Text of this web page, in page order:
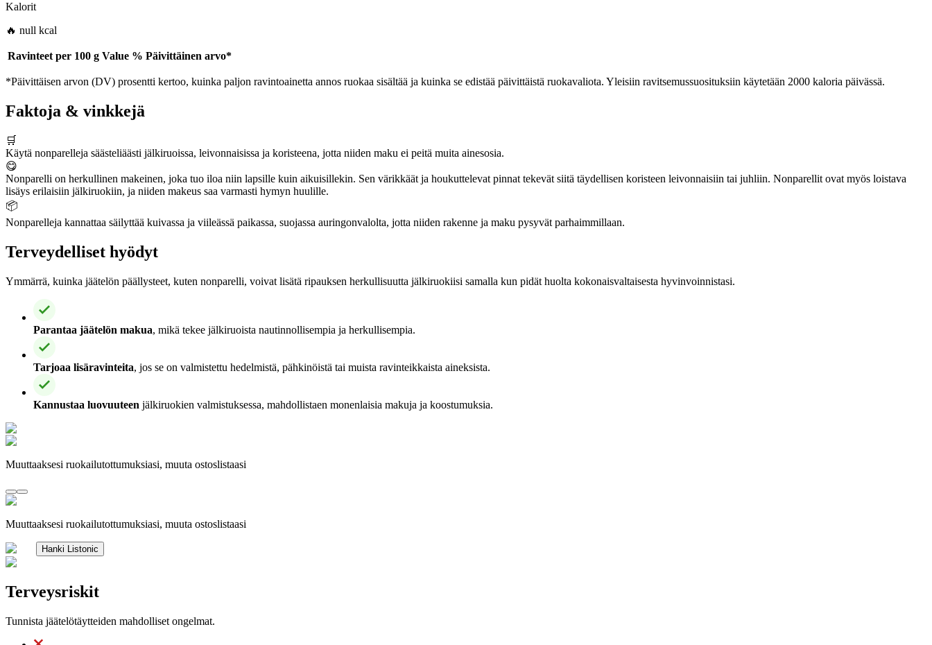
Kalorit
🔥 null kcal
Ravinteet per 100 g Value % Päivittäinen arvo*
*Päivittäisen arvon (DV) prosentti kertoo, kuinka paljon ravintoainetta annos ruokaa sisältää ja kuinka se edistää päivittäistä ruokavaliota. Yleisiin ravitsemussuosituksiin käytetään 2000 kaloria päivässä.
Faktoja & vinkkejä
🛒
Käytä nonparelleja säästeliäästi jälkiruoissa, leivonnaisissa ja koristeena, jotta niiden maku ei peitä muita ainesosia.
😋
Nonparelli on herkullinen makeinen, joka tuo iloa niin lapsille kuin aikuisillekin. Sen värikkäät ja houkuttelevat pinnat tekevät siitä täydellisen koristeen leivonnaisiin tai juhliin. Nonparellit ovat myös loistava
lisäys erilaisiin jälkiruokiin, ja niiden makeus saa varmasti hymyn huulille.
📦
Nonparelleja kannattaa säilyttää kuivassa ja viileässä paikassa, suojassa auringonvalolta, jotta niiden rakenne ja maku pysyvät parhaimmillaan.
Terveydelliset hyödyt
Ymmärrä, kuinka jäätelön päällysteet, kuten nonparelli, voivat lisätä ripauksen herkullisuutta jälkiruokiisi samalla kun pidät huolta kokonaisvaltaisesta hyvinvoinnistasi.
Parantaa jäätelön makua, mikä tekee jälkiruoista nautinnollisempia ja herkullisempia.
Tarjoaa lisäravinteita, jos se on valmistettu hedelmistä, pähkinöistä tai muista ravinteikkaista aineksista.
Kannustaa luovuuteen jälkiruokien valmistuksessa, mahdollistaen monenlaisia makuja ja koostumuksia.
Muuttaaksesi ruokailutottumuksiasi, muuta ostoslistaasi
Muuttaaksesi ruokailutottumuksiasi, muuta ostoslistaasi
Hanki Listonic
Terveysriskit
Tunnista jäätelötäytteiden mahdolliset ongelmat.